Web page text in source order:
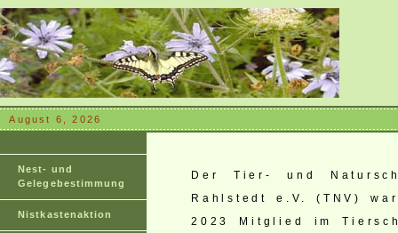
August 6, 2026
Nest- und
Gelegebestimmung
Nistkastenaktion
Der Tier- und
Rahlstedt e.V. (TNV)
2023 Mitglied im